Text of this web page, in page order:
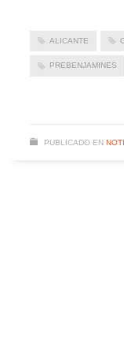
ALICANTE
PREBENJAMINES
PUBLICADO EN